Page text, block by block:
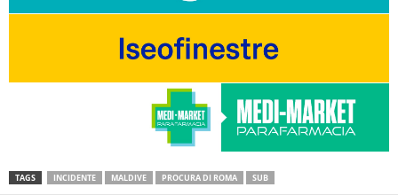
TAGS INCIDENTE MALDIVE PROCURA DI ROMA SUB